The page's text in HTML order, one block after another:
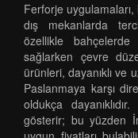
Ferforje
dış mekanlarda
özellikle
sağlarken çevre
ürünleri, dayanıklı ve
Paslanmaya karşı
oldukça
gösterir; bu yüzden